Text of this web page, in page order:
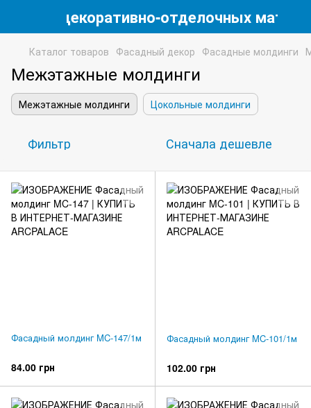
декоративно-отделочных
Каталог товаров Фасадный декор Фасадные молдинги
Межэтажные молдинги
Межэтажные молдинги Цокольные молдинги
Фильтр Сначала дешевле
Фасадный молдинг MC-147/1м
84.00 грн
Фасадный молдинг MC-101/1м
102.00 грн